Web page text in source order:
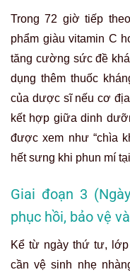
Trong 72 giờ tiếp
phẩm giàu vitamin C
tăng cường sức đề
dụng thêm thuốc
của dược sĩ nếu cơ
kết hợp giữa dinh
được xem như “chìa
hết sưng khi phun mí
Giai đoạn 3
phục hồi, bảo vệ
Kể từ ngày thứ tư,
cần vệ sinh nhẹ